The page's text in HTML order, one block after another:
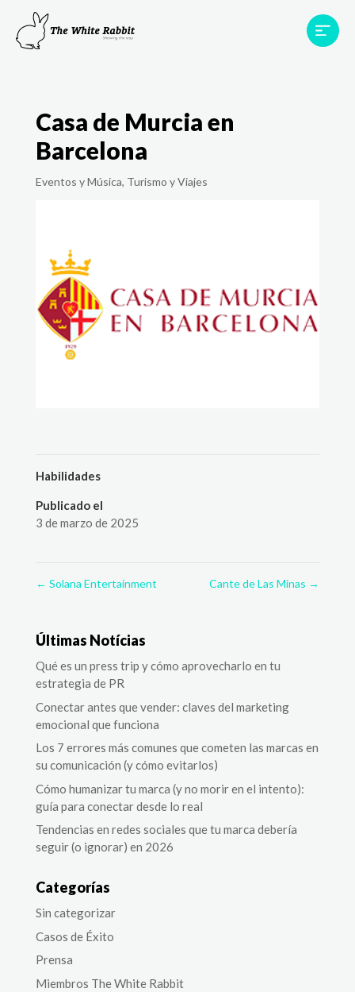
Proyectos
Testimonios
Casa de Murcia en
Barcelona
Eventos y Música, Turismo y Viajes
Habilidades
Publicado el
3 de marzo de 2025
← Solana Entertainment Cante de Las Minas →
Últimas Notícias
Qué es un press trip y cómo aprovecharlo en tu
estrategia de PR
Conectar antes que vender: claves del marketing
emocional que funciona
Los 7 errores más comunes que cometen las marcas en
su comunicación (y cómo evitarlos)
Cómo humanizar tu marca (y no morir en el intento):
guía para conectar desde lo real
Tendencias en redes sociales que tu marca debería
seguir (o ignorar) en 2026
Categorías
Sin categorizar
Casos de Éxito
Prensa
Miembros The White Rabbit